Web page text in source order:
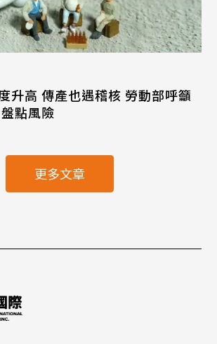
升高 傳產也遇稽核 勞動部呼籲
點風險
更多文章